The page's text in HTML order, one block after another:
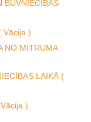
BŪVNIECĪBAS
Vācija )
NO MITRUMA
LAIKĀ (
)